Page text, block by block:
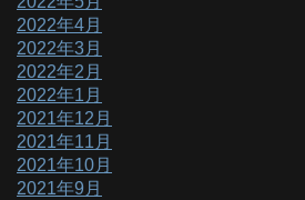
2022年4月
2022年3月
2022年2月
2022年1月
2021年12月
2021年11月
2021年10月
2021年9月